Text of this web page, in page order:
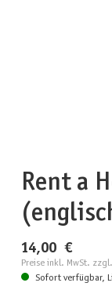
Rent a
14,00 €
Preise inkl. MwSt.
Sofort verfügbar,